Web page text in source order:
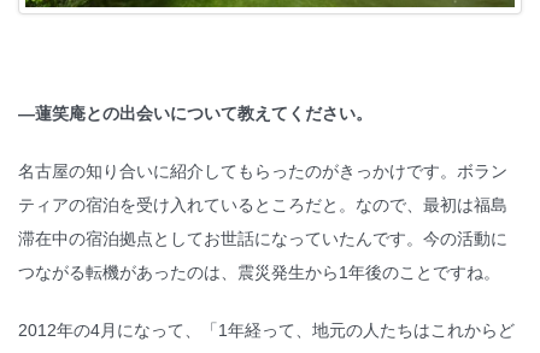
—蓮笑庵との出会いについて教えてください。
名古屋の知り合いに紹介してもらったのがきっかけです。ボラン
ティアの宿泊を受け入れているところだと。なので、最初は福島
滞在中の宿泊拠点としてお世話になっていたんです。今の活動に
つながる転機があったのは、震災発生から1年後のことですね。
2012年の4月になって、「1年経って、地元の人たちはこれからど